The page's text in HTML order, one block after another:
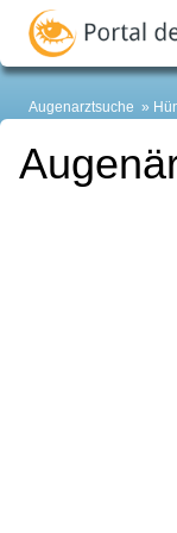
Augenarztsuche